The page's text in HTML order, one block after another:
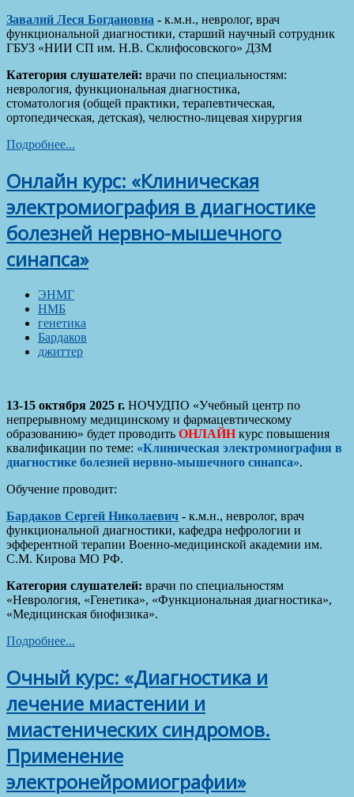
Завалий Леся Богдановна - к.м.н., невролог, врач
функциональной диагностики, старший научный сотрудник
ГБУЗ «НИИ СП им. Н.В. Склифосовского» ДЗМ
Категория слушателей: врачи по специальностям:
неврология, функциональная диагностика,
стоматология (общей практики, терапевтическая,
ортопедическая, детская), челюстно-лицевая хирургия
Подробнее...
Онлайн курс: «Клиническая
электромиография в диагностике
болезней нервно-мышечного
синапса»
ЭНМГ
НМБ
генетика
Бардаков
джиттер
13-15 октября 2025 г. НОЧУДПО «Учебный центр по
непрерывному медицинскому и фармацевтическому
образованию» будет проводить ОНЛАЙНкурс повышения
квалификации по теме: «Клиническая электромиография в
диагностике болезней нервно-мышечного синапса».
Обучение проводит:
Бардаков Сергей Николаевич - к.м.н., невролог, врач
функциональной диагностики, кафедра нефрологии и
эфферентной терапии Военно-медицинской академии им.
С.М. Кирова МО РФ.
Категория слушателей: врачи по специальностям
«Неврология, «Генетика», «Функциональная диагностика»,
«Медицинская биофизика».
Подробнее...
Очный курс: «Диагностика и
лечение миастении и
миастенических синдромов.
Применение
электронейромиографии»